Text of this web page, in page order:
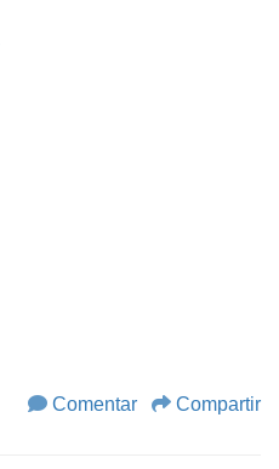
Comentar Compartir